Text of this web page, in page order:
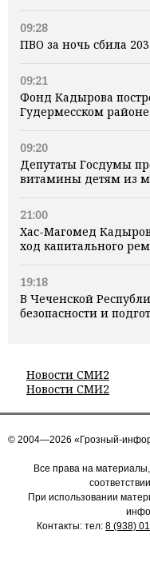
09:28
ПВО за ночь сбила
09:21
Фонд Кадырова
Гудермесском районе
09:20
Депутаты Госдумы
витамины детям из
21:00
Хас-Магомед
ход капитального
19:18
В Чеченской
безопасности и
Новости СМИ2
Новости СМИ2
© 2004—2026 «Грозный-
Все права на
При использовании
Контакты: тел: 8 (938)